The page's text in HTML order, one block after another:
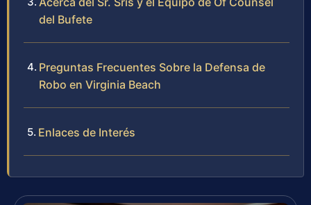
del Bufete
Preguntas Frecuentes Sobre la Defensa de
Robo en Virginia Beach
Enlaces de Interés